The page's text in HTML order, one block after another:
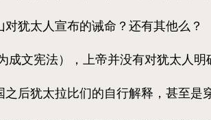
犹太人宣布的诫命？还有其他么？
文宪法），上帝并没有对犹太人明
后犹太拉比们的自行解释，甚至是